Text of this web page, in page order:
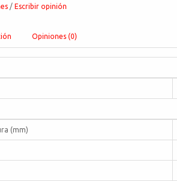
/ Escribir opinión
Opiniones (0)
(mm)